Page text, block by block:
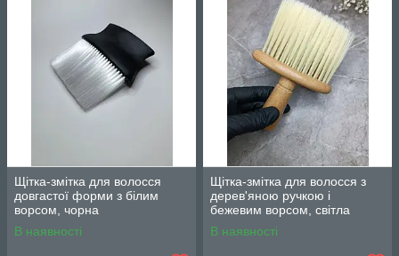
Щітка-змітка для волосся
довгастої форми з білим
ворсом, чорна
В наявності
Щітка-змітка для волосся з
дерев'яною ручкою і
бежевим ворсом, світла
В наявності